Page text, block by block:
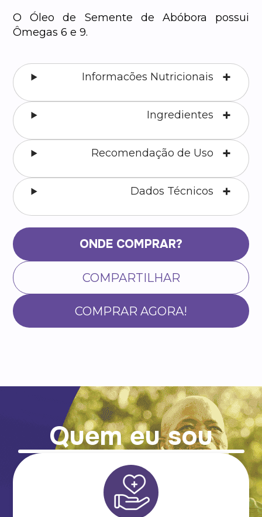
O Óleo de Semente de Abóbora possui
Ômegas 6 e 9.
Informacões Nutricionais
Ingredientes
Recomendação de Uso
Dados Técnicos
ONDE COMPRAR?
COMPARTILHAR
COMPRAR AGORA!
Quem eu sou